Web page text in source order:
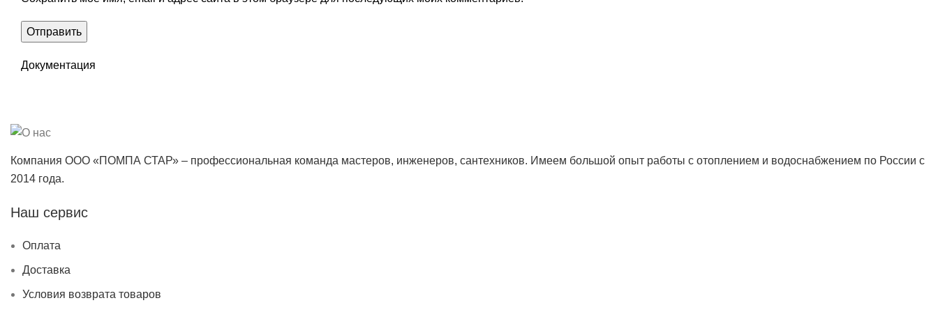
Документация
Компания ООО «ПОМПА СТАР» – профессиональная команда мастеров, инженеров, сантехников. Имеем большой опыт работы с отоплением и водоснабжением по России с
2014 года.
Наш сервис
Оплата
Доставка
Условия возврата товаров